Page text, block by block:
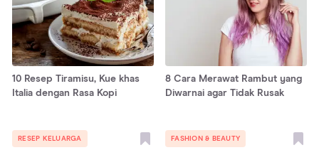
10 Resep Tiramisu, Kue khas
Italia dengan Rasa Kopi
RESEP KELUARGA
8 Cara Merawat Rambut yang
Diwarnai agar Tidak Rusak
FASHION & BEAUTY